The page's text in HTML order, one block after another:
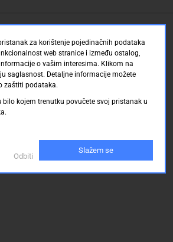
za korištenje pojedinačnih podataka
web stranice i između ostalog,
o vašim interesima. Klikom na
saglasnost. Detaljne informacije možete
zaštiti podataka.
kojem trenutku povučete svoj pristanak u
Odbiti
Slažem se